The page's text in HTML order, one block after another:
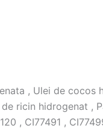
, Ulei de
ricin hidrogenat
, CI77491 ,